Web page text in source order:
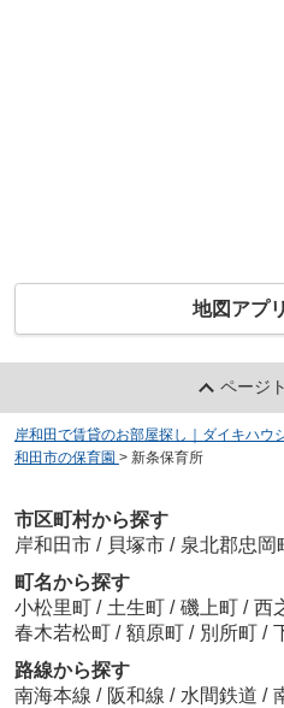
地図アプ
ページ
岸和田で賃貸のお部屋探し｜ダイキハウ
和田市の保育園 > 新条保育所
市区町村から探す
岸和田市 / 貝塚市 / 泉北郡忠岡
町名から探す
小松里町 / 土生町 / 磯上町 / 西
春木若松町 / 額原町 / 別所町 /
路線から探す
南海本線 / 阪和線 / 水間鉄道 /